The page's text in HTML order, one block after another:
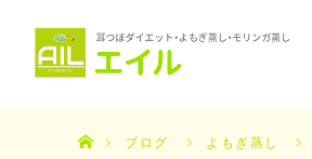
ブログ
よもぎ蒸し